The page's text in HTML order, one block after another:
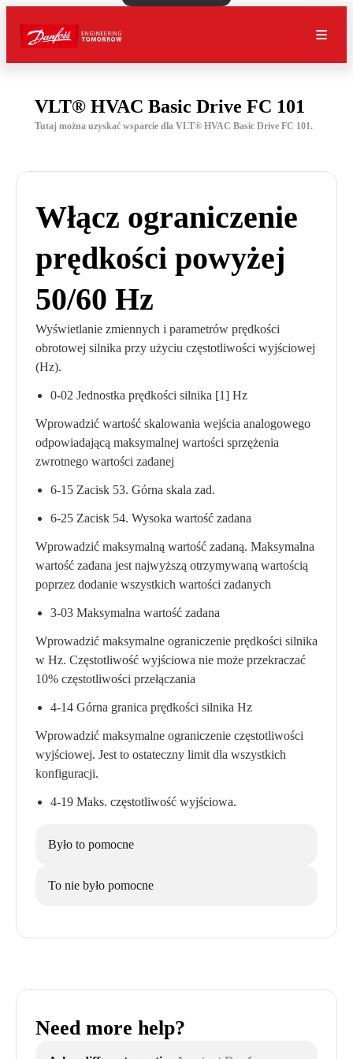
VLT® HVAC Basic Drive FC 101
Tutaj można uzyskać wsparcie dla VLT® HVAC Basic Drive FC 101.
Włącz ograniczenie
prędkości powyżej
50/60 Hz
Wyświetlanie zmiennych i parametrów prędkości
obrotowej silnika przy użyciu częstotliwości wyjściowej
(Hz).
0-02 Jednostka prędkości silnika [1] Hz
Wprowadzić wartość skalowania wejścia analogowego
odpowiadającą maksymalnej wartości sprzężenia
zwrotnego wartości zadanej
6-15 Zacisk 53. Górna skala zad.
6-25 Zacisk 54. Wysoka wartość zadana
Wprowadzić maksymalną wartość zadaną. Maksymalna
wartość zadana jest najwyższą otrzymywaną wartością
poprzez dodanie wszystkich wartości zadanych
3-03 Maksymalna wartość zadana
Wprowadzić maksymalne ograniczenie prędkości silnika
w Hz. Częstotliwość wyjściowa nie może przekraczać
10% częstotliwości przełączania
4-14 Górna granica prędkości silnika Hz
Wprowadzić maksymalne ograniczenie częstotliwości
wyjściowej. Jest to ostateczny limit dla wszystkich
konfiguracji.
4-19 Maks. częstotliwość wyjściowa.
Było to pomocne
To nie było pomocne
Need more help?